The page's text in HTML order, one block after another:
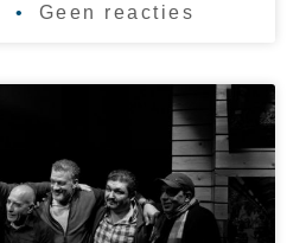
Geen reacties